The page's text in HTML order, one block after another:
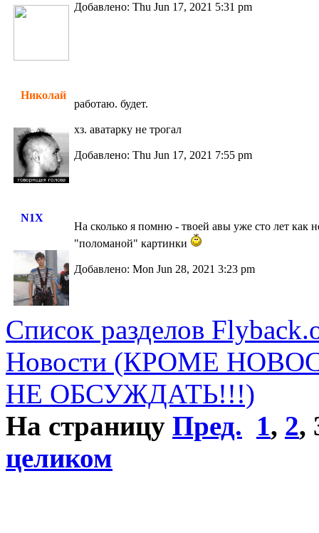
Добавлено: Thu Jun 17, 2021 5:31 pm
Николай
работаю. будет.
хз. аватарку не трогал
Добавлено: Thu Jun 17, 2021 7:55 pm
N1X
На сколько я помню - твоей авы уже сто лет как
"поломаной" картинки
Добавлено: Mon Jun 28, 2021 3:23 pm
Список разделов
Новости (КРОМЕ
НЕ ОБСУЖДАТЬ!!!)
На страницу Пред. 1, 2,
целиком